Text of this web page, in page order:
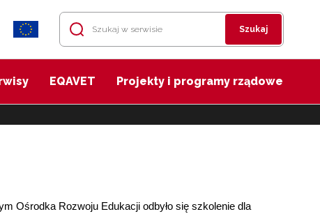
Szukaj
EQAVET Projekty i programy rządowe
Ośrodka Rozwoju Edukacji odbyło się szkolenie dla